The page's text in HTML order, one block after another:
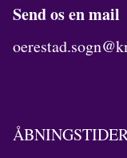
Send os en mail